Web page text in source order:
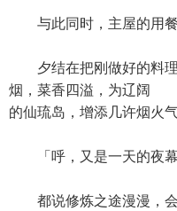
与此同时，主屋的用餐
夕结在把刚做好的料理
烟，菜香四溢，为辽阔
的仙琉岛，增添几许烟火气
「呼，又是一天的夜幕
都说修炼之途漫漫，会